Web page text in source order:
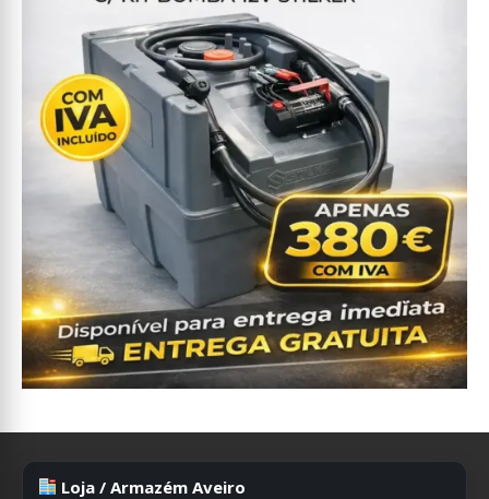
Loja / Armazém Aveiro